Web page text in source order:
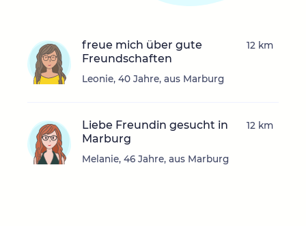
freue mich über gute
Freundschaften
Leonie, 40 Jahre, aus Marburg
12 km
Liebe Freundin gesucht in
Marburg
Melanie, 46 Jahre, aus Marburg
12 km